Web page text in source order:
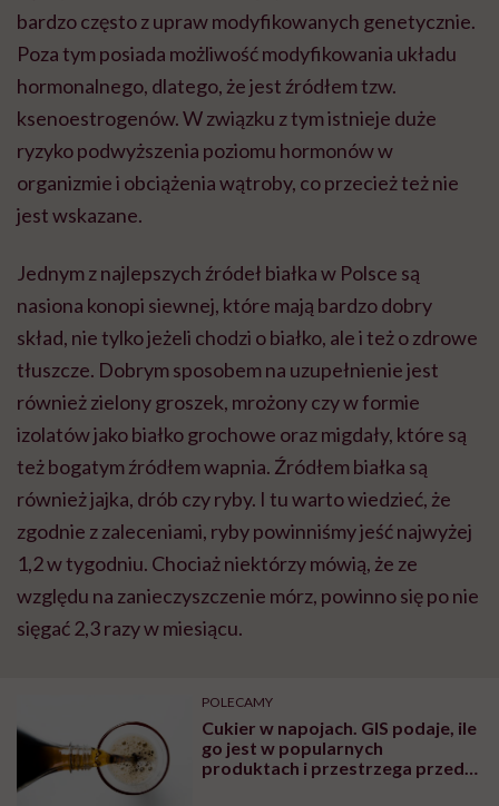
bardzo często z upraw modyfikowanych genetycznie.
Poza tym posiada możliwość modyfikowania układu
hormonalnego, dlatego, że jest źródłem tzw.
ksenoestrogenów. W związku z tym istnieje duże
ryzyko podwyższenia poziomu hormonów w
organizmie i obciążenia wątroby, co przecież też nie
jest wskazane.
Jednym z najlepszych źródeł białka w Polsce są
nasiona konopi siewnej, które mają bardzo dobry
skład, nie tylko jeżeli chodzi o białko, ale i też o zdrowe
tłuszcze. Dobrym sposobem na uzupełnienie jest
również zielony groszek, mrożony czy w formie
izolatów jako białko grochowe oraz migdały, które są
też bogatym źródłem wapnia. Źródłem białka są
również jajka, drób czy ryby. I tu warto wiedzieć, że
zgodnie z zaleceniami, ryby powinniśmy jeść najwyżej
1,2 w tygodniu. Chociaż niektórzy mówią, że ze
względu na zanieczyszczenie mórz, powinno się po nie
sięgać 2,3 razy w miesiącu.
POLECAMY
Cukier w napojach. GIS podaje, ile
go jest w popularnych
produktach i przestrzega przed